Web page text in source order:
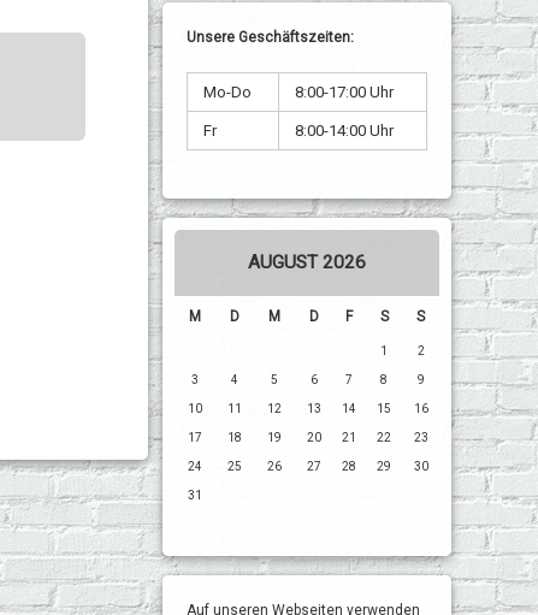
Unsere Geschäftszeiten:
Mo-Do 8:00-17:00 Uhr
Fr 8:00-14:00 Uhr
AUGUST 2026
M D M D F S S
1 2
3 4 5 6 7 8 9
10 11 12 13 14 15 16
17 18 19 20 21 22 23
24 25 26 27 28 29 30
31
Auf unseren Webseiten verwenden